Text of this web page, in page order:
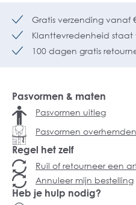
Gratis verzending vanaf
Klanttevredenheid staat
100 dagen gratis
Pasvormen & maten
Pasvormen uitleg
Pasvormen overhemden
Regel het zelf
Ruil of retourneer een
Annuleer mijn bestelling
Heb je hulp nodig?